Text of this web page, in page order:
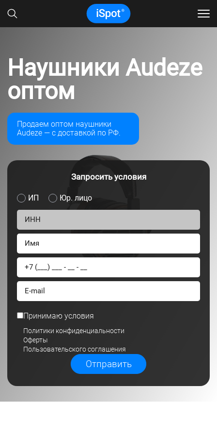
Наушники Audeze
оптом
Продаем оптом наушники
Audeze — с доставкой по РФ.
Запросить условия
ИП Юр. лицо
Принимаю условия
Политики конфиденциальности
Оферты
Пользовательского соглашения
Отправить